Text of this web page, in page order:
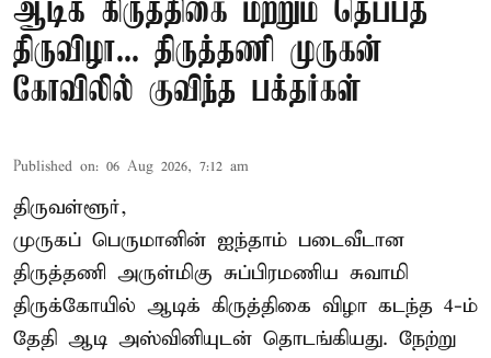
ஆடிக் கிருத்திகை மற்றும் தெப்பத்
திருவிழா... திருத்தணி முருகன்
கோவிலில் குவிந்த பக்தர்கள்
Published on: 06 Aug 2026, 7:12 am
திருவள்ளூர்,
முருகப் பெருமானின் ஐந்தாம் படைவீடான
திருத்தணி அருள்மிகு சுப்பிரமணிய சுவாமி
திருக்கோயில் ஆடிக் கிருத்திகை விழா கடந்த 4-ம்
தேதி ஆடி அஸ்வினியுடன் தொடங்கியது. நேற்று